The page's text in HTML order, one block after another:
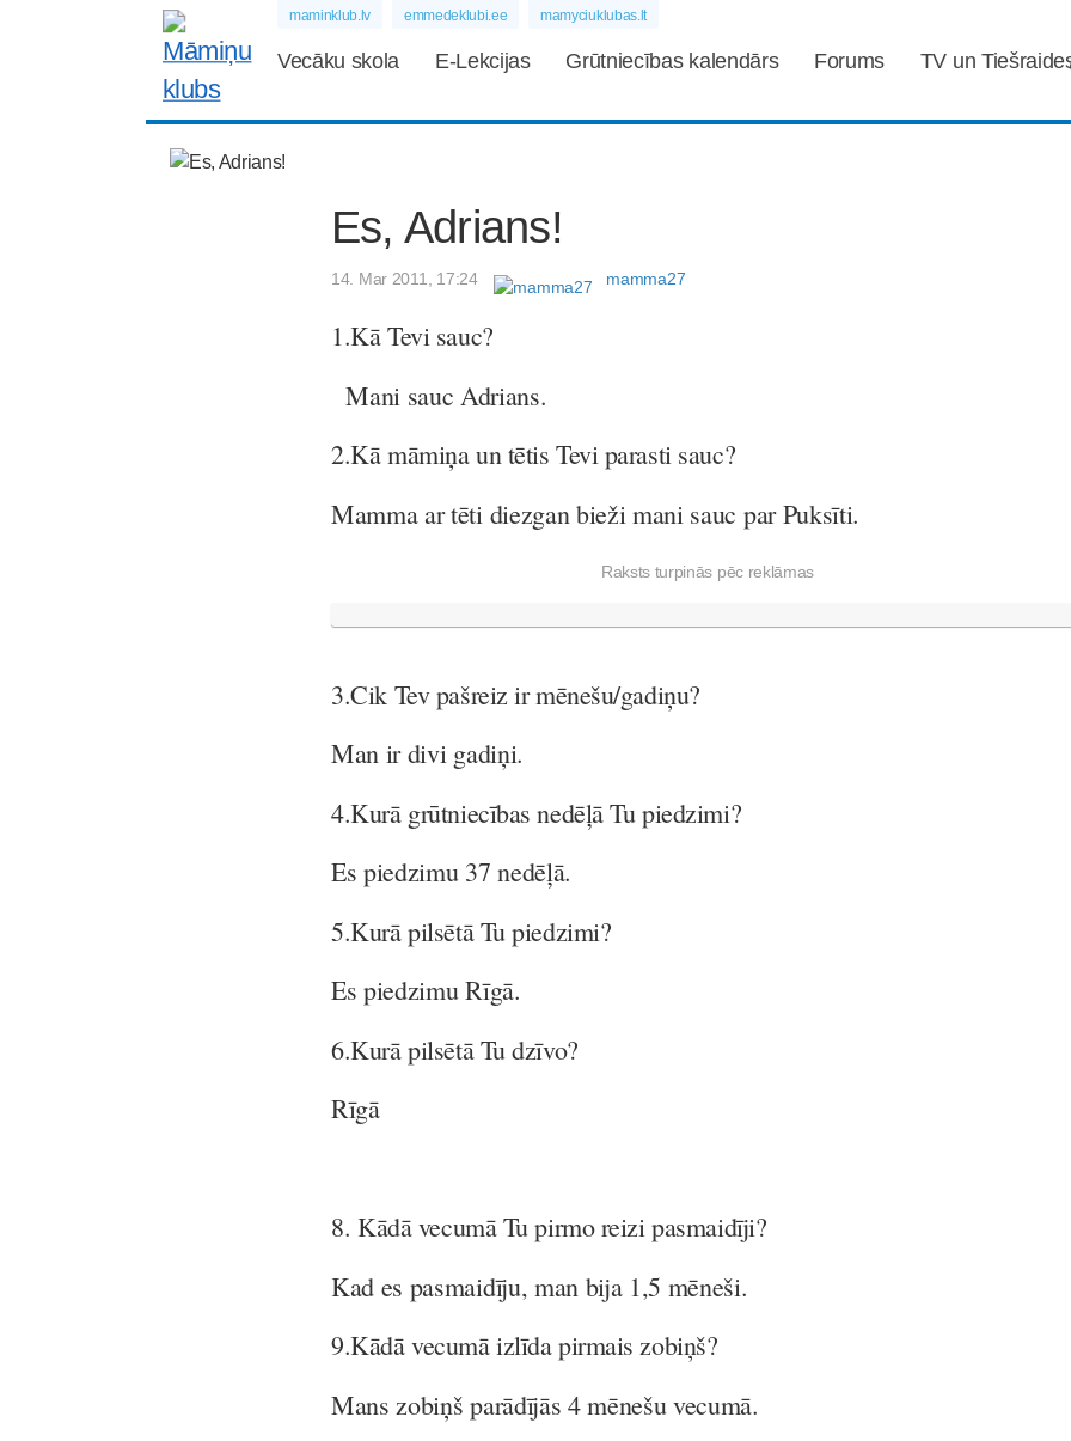
maminklub.lv emmedeklubi.ee mamyciuklubas.lt
Vecāku skola E-Lekcijas Grūtniecības kalendārs Forums TV un
Es, Adrians!
14. Mar 2011, 17:24 mamma27
1.Kā Tevi sauc?
Mani sauc Adrians.
2.Kā māmiņa un tētis Tevi parasti sauc?
Mamma ar tēti diezgan bieži mani sauc par Puksīti.
Raksts turpinās pēc reklāmas
3.Cik Tev pašreiz ir mēnešu/gadiņu?
Man ir divi gadiņi.
4.Kurā grūtniecības nedēļā Tu piedzimi?
Es piedzimu 37 nedēļā.
5.Kurā pilsētā Tu piedzimi?
Es piedzimu Rīgā.
6.Kurā pilsētā Tu dzīvo?
Rīgā
8.Kādā vecumā Tu pirmo reizi pasmaidīji?
Kad es pasmaidīju, man bija 1,5 mēneši.
9.Kādā vecumā izlīda pirmais zobiņš?
Mans zobiņš parādījās 4 mēnešu vecumā.